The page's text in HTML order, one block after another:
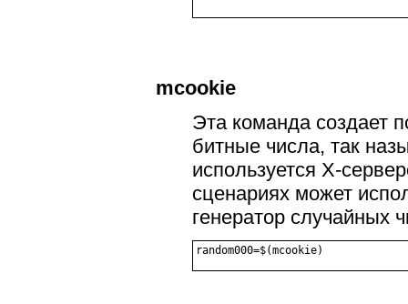
mcookie
Эта команда создает
битные числа, так
используется X-
сценариях может
генератор случайных